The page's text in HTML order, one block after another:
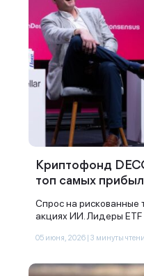
Криптофонд
топ самых
Спрос на рискованные
акциях ИИ. Лидеры ETF
05 июня, 2026 | 3 минуты